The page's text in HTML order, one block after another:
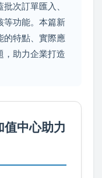
次訂單匯入、
等功能。本篇新
的特點、實際應
，助力企業打造
值中心助力